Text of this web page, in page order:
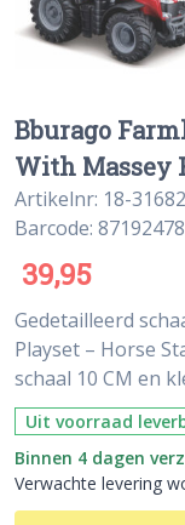
Bburago
With Massey
Artikelnr: 18-
Barcode:
39,95
Gedetailleerd
Playset – Horse
schaal 10 CM en
Uit voorraad
Binnen 4 dagen
Verwachte levering